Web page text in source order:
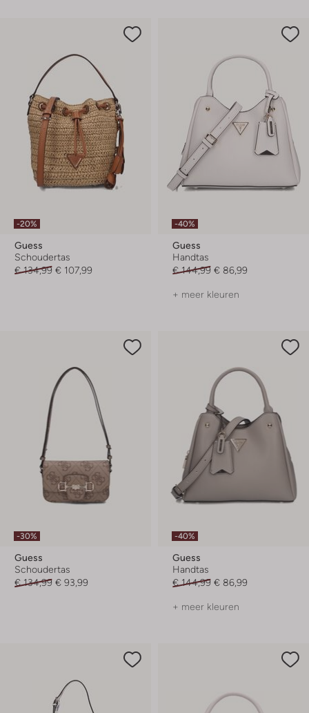
-20%
Guess
Schoudertas
€ 134,99 € 107,99
-40%
Guess
Handtas
€ 144,99 € 86,99
+ meer kleuren
-30%
Guess
Schoudertas
€ 134,99 € 93,99
-40%
Guess
Handtas
€ 144,99 € 86,99
+ meer kleuren